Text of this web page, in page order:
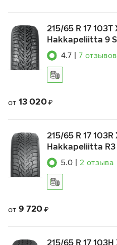
215/65 R 17
Hakkapeliitta 9
4.7 7 отзывов
от 13 020 ₽
215/65 R 17
Hakkapeliitta R3
5.0 2 отзыва
от 9 720 ₽
215/65 R 17